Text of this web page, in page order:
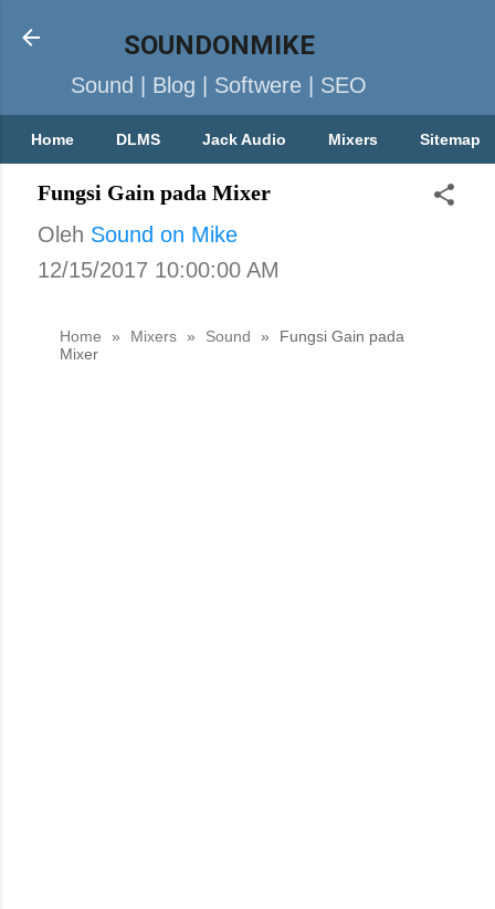
SOUNDONMIKE
Sound | Blog | Softwere | SEO
Home DLMS Jack Audio Mixers Sitemap
Fungsi Gain pada Mixer
Oleh Sound on Mike
12/15/2017 10:00:00 AM
Home » Mixers » Sound »
Fungsi Gain pada
Mixer